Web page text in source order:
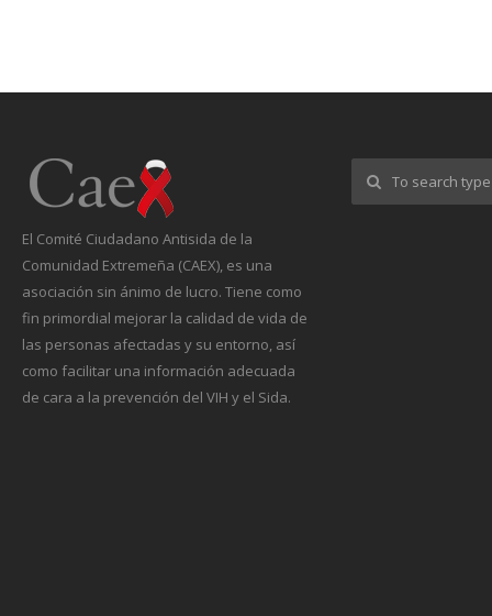
El Comité Ciudadano Antisida de la
Comunidad Extremeña (CAEX), es una
asociación sin ánimo de lucro. Tiene como
fin primordial mejorar la calidad de vida de
las personas afectadas y su entorno, así
como facilitar una información adecuada
de cara a la prevención del VIH y el Sida.